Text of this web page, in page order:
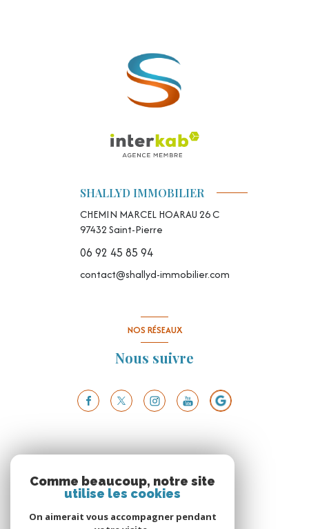
SHALLYD IMMOBILIER
CHEMIN MARCEL HOARAU 26 C
97432Saint-Pierre
06 92 45 85 94
contact@shallyd-immobilier.com
NOS RÉSEAUX
Nous suivre
Comme beaucoup, notre site
utilise les cookies
On aimerait vous accompagner pendant